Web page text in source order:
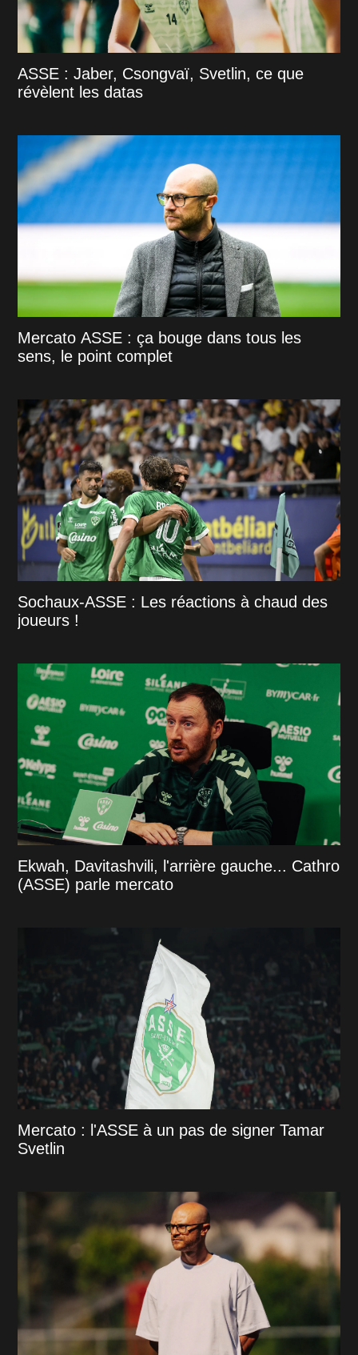
ASSE : Jaber, Csongvaï, Svetlin, ce que
révèlent les datas
Mercato ASSE : ça bouge dans tous les
sens, le point complet
Sochaux-ASSE : Les réactions à chaud des
joueurs !
Ekwah, Davitashvili, l'arrière gauche... Cathro
(ASSE) parle mercato
Mercato : l'ASSE à un pas de signer Tamar
Svetlin